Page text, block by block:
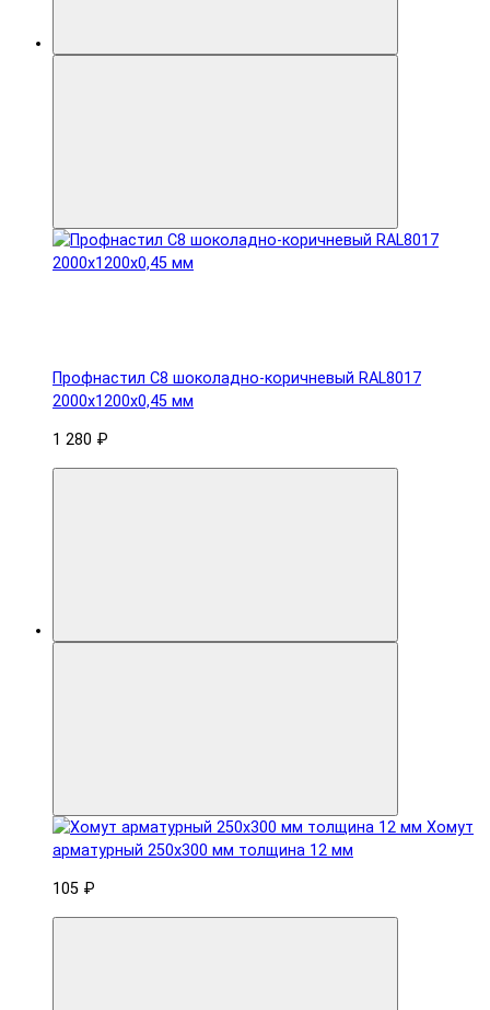
Профнастил С8 шоколадно-коричневый RAL8017
2000х1200х0,45 мм
1 280 ₽
Хомут
арматурный 250x300 мм толщина 12 мм
105 ₽